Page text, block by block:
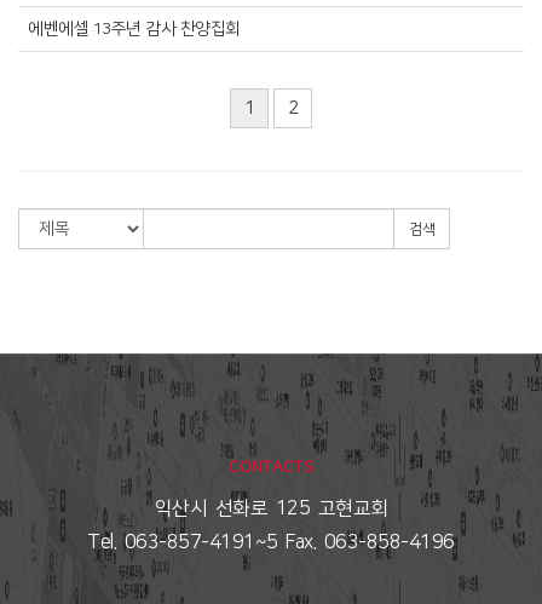
에벤에셀 13주년 감사 찬양집회
1 2
검색
CONTACTS
익산시 선화로 125 고현교회
Tel. 063-857-4191~5 Fax. 063-858-4196